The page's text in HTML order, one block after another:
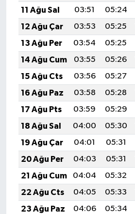
11 Ağu Sal
03:51 05:24
12 Ağu Çar
03:53 05:25
13 Ağu Per
03:54 05:25
14 Ağu Cum
03:55 05:26
15 Ağu Cts
03:56 05:27
16 Ağu Paz
03:58 05:28
17 Ağu Pts
03:59 05:29
18 Ağu Sal
04:00 05:30
19 Ağu Çar
04:01 05:31
20 Ağu Per
04:03 05:31
21 Ağu Cum
04:04 05:32
22 Ağu Cts
04:05 05:33
23 Ağu Paz
04:06 05:34